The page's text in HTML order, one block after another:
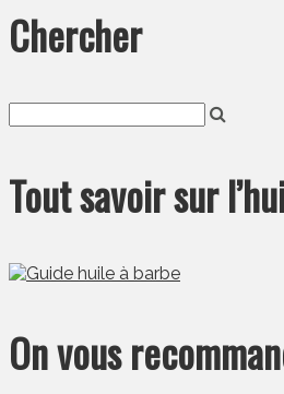
Chercher
Tout savoir sur
On vous